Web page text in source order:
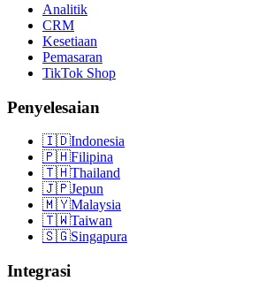
Analitik
CRM
Kesetiaan
Pemasaran
TikTok Shop
Penyelesaian
🇮🇩Indonesia
🇵🇭Filipina
🇹🇭Thailand
🇯🇵Jepun
🇲🇾Malaysia
🇹🇼Taiwan
🇸🇬Singapura
Integrasi